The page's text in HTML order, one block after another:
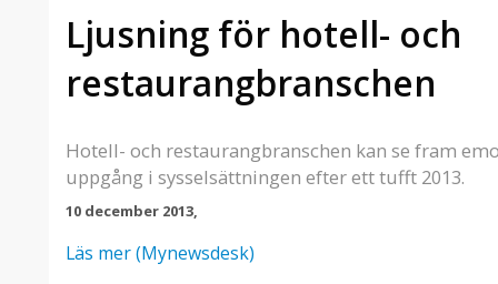
Ljusning för hotell- och
restaurangbranschen
Hotell- och restaurangbranschen kan se fram
uppgång i sysselsättningen efter ett tufft 2013.
10 december 2013,
Läs mer (Mynewsdesk)
Erbjudande från Sheraton
Stockholm Hotel
Julerbjudande
2026 hos oss. Mellan den 23
november och 19 december
förvandlar vi våra lokaler till en
stämningsfull mötesplats där